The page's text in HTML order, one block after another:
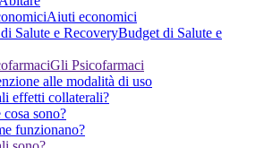
Aiuti economici
Budget di Salute e
Gli Psicofarmaci
alle modalità di uso
effetti collaterali?
cosa sono?
funzionano?